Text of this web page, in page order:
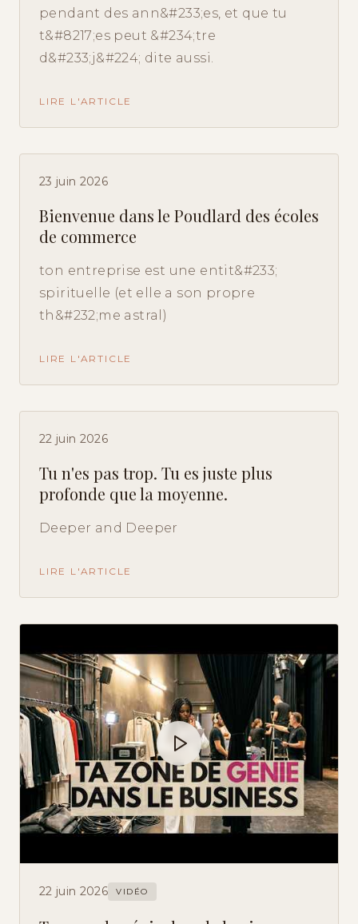
pendant des ann&#233;es, et que tu
t&#8217;es peut &#234;tre
d&#233;j&#224; dite aussi.
LIRE L'ARTICLE
23 juin 2026
Bienvenue dans le Poudlard des écoles
de commerce
ton entreprise est une entit&#233;
spirituelle (et elle a son propre
th&#232;me astral)
LIRE L'ARTICLE
22 juin 2026
Tu n'es pas trop. Tu es juste plus
profonde que la moyenne.
Deeper and Deeper
LIRE L'ARTICLE
22 juin 2026 VIDÉO